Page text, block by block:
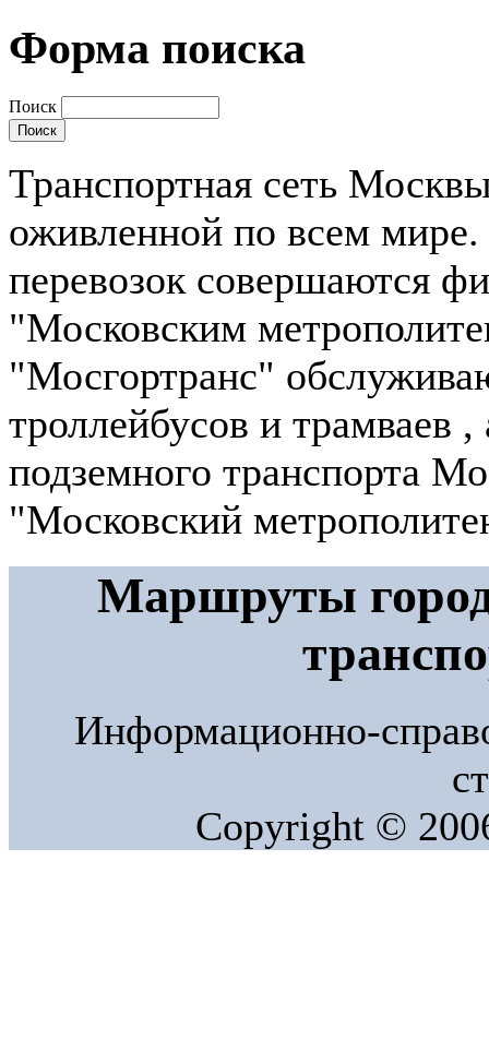
Форма поиска
Поиск
Транспортная сеть
оживленной по всем
перевозок совершаются
"Московским
"Мосгортранс"
троллейбусов и трамваев
подземного транспорта
"Московский
Маршруты
Информационно-
Copyright ©